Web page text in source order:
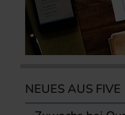
NEUES AUS FIVE